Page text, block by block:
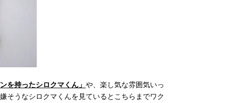
を持ったシロクマくん」 や、楽し気な雰囲気いっ
そうなシロクマくんを見ているとこちらまでワク